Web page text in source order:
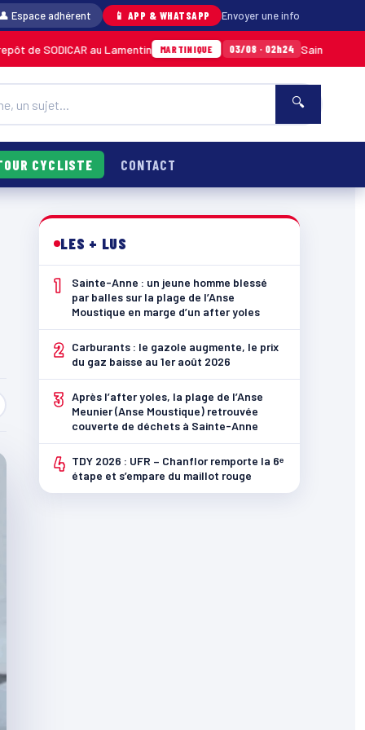
Espace adhérent 📱 APP & WHATSAPP Envoyer une info
au Lamentin MARTINIQUE 03/08 · 02h24 Sainte-Anne : un jeune
🔍
CYCLISTE CONTACT
LES + LUS
1
Sainte-Anne : un jeune homme blessé
par balles sur la plage de l’Anse
Moustique en marge d’un after yoles
2
Carburants : le gazole augmente, le prix
du gaz baisse au 1er août 2026
3 Après l’after yoles, la plage de l’Anse
Meunier (Anse Moustique) retrouvée
couverte de déchets à Sainte-Anne
4 TDY 2026 : UFR – Chanflor remporte la 6ᵉ
étape et s’empare du maillot rouge